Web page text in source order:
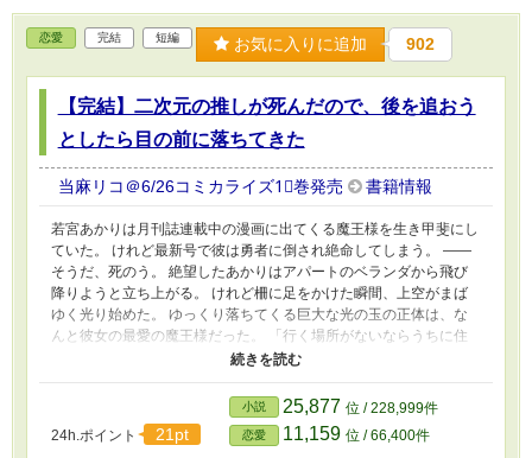
恋愛 完結 短編 お気に入りに追加 902
【完結】二次元の推しが死んだので、後を追おう
としたら目の前に落ちてきた
当麻リコ＠6/26コミカライズ1⃣巻発売 書籍情報
若宮あかりは月刊誌連載中の漫画に出てくる魔王様を生き甲斐にし
ていた。 けれど最新号で彼は勇者に倒され絶命してしまう。 ――
そうだ、死のう。 絶望したあかりはアパートのベランダから飛び
降りようと立ち上がる。 けれど柵に足をかけた瞬間、上空がまば
ゆく光り始めた。 ゆっくり落ちてくる巨大な光の玉の正体は、な
んと彼女の最愛の魔王様だった。 「行く場所がないならうちに住
んでください！」 状況が飲み込めず混乱する魔王様を丸め込み、
あかりと魔王様の同居生活はスタートした。 幸い彼女には魔王様
に貢ぐという名目で貯め込んだ多額の貯金がある。 前の世界のこ
とを忘れ新しい世界での生活を楽しんでもらうために、彼女は惜し
みなく貯金をつぎ込むことにした。 突如具現化した最推しキャラ
24h.ポイント 21pt
小説 25,877 位 / 228,999件
恋愛 11,159 位 / 66,400件